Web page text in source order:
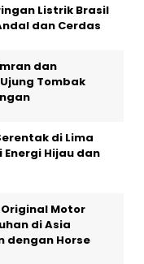
Listrik Brasil
dan Cerdas
dan
Tombak
di Lima
Energi Hijau dan
Motor
di Asia
dengan Horse